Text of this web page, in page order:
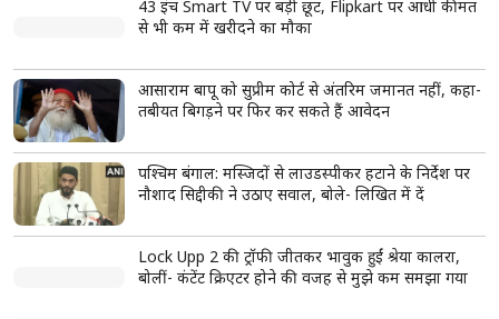
read more
ताजा खबरें View More
तरुण तेजपाल को हाईकोर्ट से बड़ा झटका, दुष्कर्म मामले में
दोषी ठहराया; ट्रायल कोर्ट का फैसला पलटा